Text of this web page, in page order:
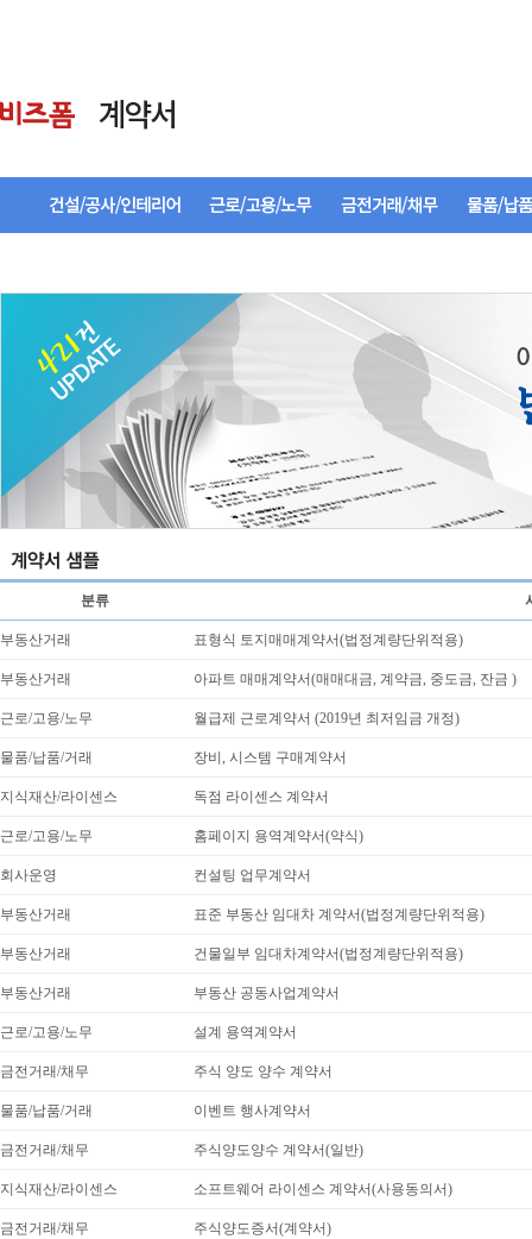
분류
부동산거래 표형식 토지매매계약서(법정계량단위적용)
부동산거래 아파트 매매계약서(매매대금, 계약금, 중도금, 잔금 )
근로/고용/노무 월급제 근로계약서 (2019년 최저임금 개정)
물품/납품/거래 장비, 시스템 구매계약서
지식재산/라이센스 독점 라이센스 계약서
근로/고용/노무 홈페이지 용역계약서(약식)
회사운영 컨설팅 업무계약서
부동산거래 표준 부동산 임대차 계약서(법정계량단위적용)
부동산거래 건물일부 임대차계약서(법정계량단위적용)
부동산거래 부동산 공동사업계약서
근로/고용/노무 설계 용역계약서
금전거래/채무 주식 양도 양수 계약서
물품/납품/거래 이벤트 행사계약서
금전거래/채무 주식양도양수 계약서(일반)
지식재산/라이센스 소프트웨어 라이센스 계약서(사용동의서)
금전거래/채무 주식양도증서(계약서)